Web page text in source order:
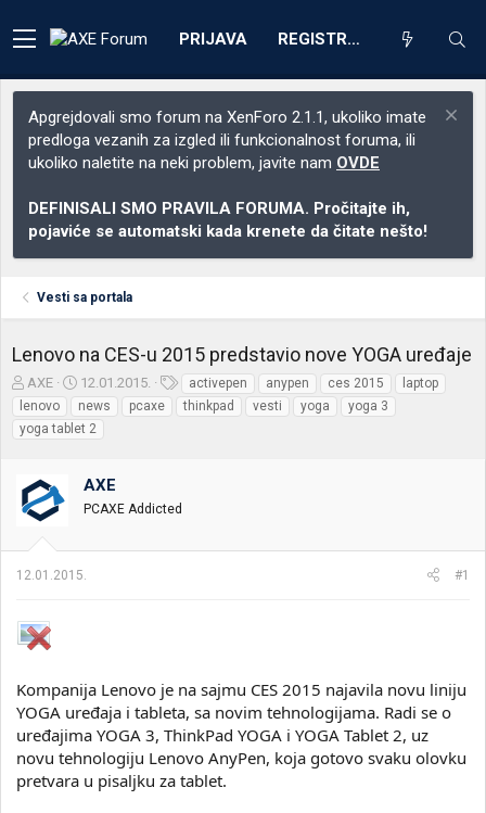
PRIJAVA REGISTRACIJA
Apgrejdovali smo forum na XenForo 2.1.1, ukoliko imate
predloga vezanih za izgled ili funkcionalnost foruma, ili
ukoliko naletite na neki problem, javite nam OVDE
DEFINISALI SMO PRAVILA FORUMA. Pročitajte ih,
pojaviće se automatski kada krenete da čitate nešto!
Vesti sa portala
Lenovo na CES-u 2015 predstavio nove YOGA uređaje
Z
a
č
e
n
i
k
m
AXE
D
a
t
u
p
k
t
12.01.2015.
z
n
activepen anypen ces 2015
laptop
lenovo
news pcaxe thinkpad vesti yoga
yoga 3
yoga tablet 2
AXE
PCAXE Addicted
12.01.2015. #1
Kompanija Lenovo je na sajmu CES 2015 najavila novu liniju
YOGA uređaja i tableta, sa novim tehnologijama. Radi se o
uređajima YOGA 3, ThinkPad YOGA i YOGA Tablet 2, uz
novu tehnologiju Lenovo AnyPen, koja gotovo svaku olovku
pretvara u pisaljku za tablet.